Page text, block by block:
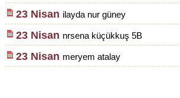
23 Nisan ilayda nur güney
23 Nisan nrsena küçükkuş 5B
23 Nisan meryem atalay